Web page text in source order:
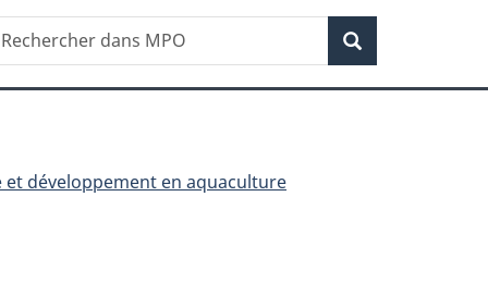
Recherche
développement en aquaculture